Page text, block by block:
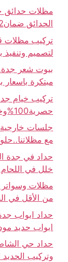
الحدائق ضمان12شهرعلى أعمالنا
لتصميم
مبتكرة
تركيب خيام
حصرية100%وخصم18%لـتفصيل خيام حديد
جلسات
مع
خلل في اللحام
من الأقل في
ابواب حديد
حداد حي
وتركيب الحديد